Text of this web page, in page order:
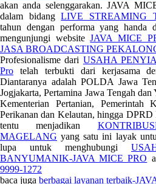
akan anda selenggarakan. JAVA
dalam bidangLIVE STREAMING
tahun dengan performa yang handa
mengunjungi websiteJAVA MICE
JASA BROADCASTING
Profesionalisme dari USAHA
Pro telah terbukti dari kerjasama
Diantaranya adalah POLDA Jawa
Jogjakarta, Pertamina Jawa Tengah
Kementerian Pertanian, Pemerintah
Perikanan dan Kelautan, hingga
tentu menjadikan
MAGELANG yang satu ini layak
lupa untuk menghubungi
BANYUMANIK-JAVA MICE PRO
9999-1272
baca juga berbagai layanan terbaik-